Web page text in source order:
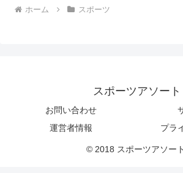
ホーム スポーツ
スポーツアソート
お問い合わせ
運営者情報
プラ
© 2018 スポーツアソー